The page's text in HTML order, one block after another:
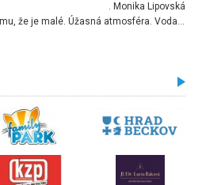
. Monika Lipovská
Úžasné prostredie, napriek tomu, že je malé. Úžasná atmosféra. Voda fantastická a nádherná. Ľudí je pomerne veľa, ale su mili a ohľaduplní. Je veľmi zaujímavé sledovať, ako dokážu spolu športovať cudzí ľudia a bez ohľadu na vek. Vládne tu pohoda. Vnuka neviem dostať z vody. Ďakujem za krásny deň . Urcite sa sem vrátim. Jediný problém je s parkovaním, ale aj ten sa mi podarilo vyriešiť. Monika Bratislava